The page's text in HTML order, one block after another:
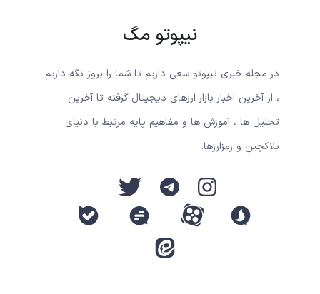
نیپوتو مگ
در مجله خبری نیپوتو سعی داریم تا شما را بروز نگه داریم
، از آخرین اخبار بازار ارزهای دیجیتال گرفته تا آخرین
تحلیل ها ، آموزش ها و مفاهیم پایه مرتبط با دنیای
بلاکچین و رمزارزها.